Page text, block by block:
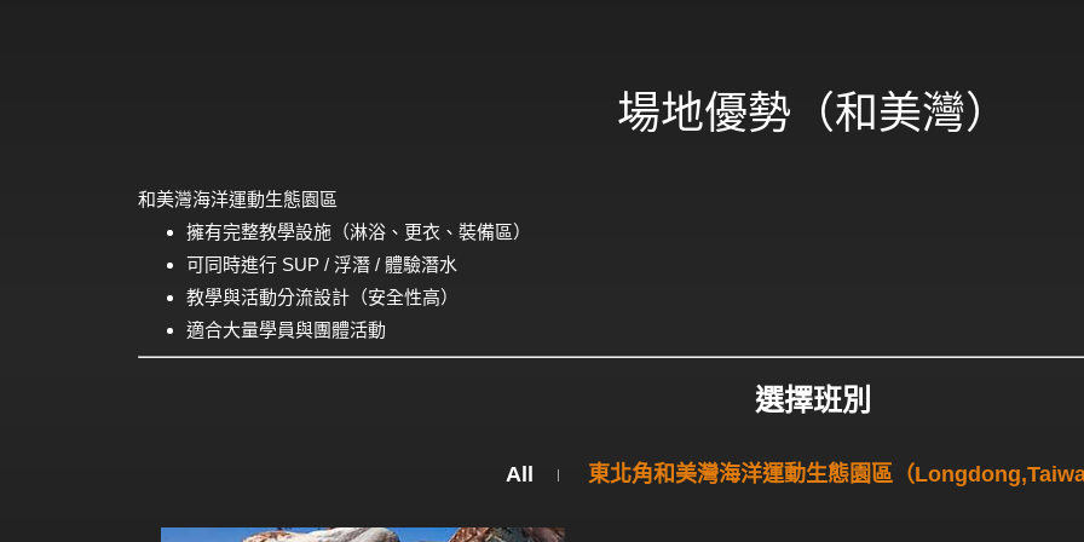
場地優勢（和美灣）
和美灣海洋運動生態園區
擁有完整教學設施（淋浴、更衣、裝備區）
可同時進行 SUP / 浮潛 / 體驗潛水
教學與活動分流設計（安全性高）
適合大量學員與團體活動
選擇班別
All 東北角和美灣海洋運動生態園區（